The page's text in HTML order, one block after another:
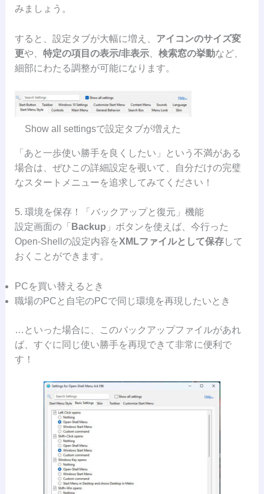
みましょう。
すると、設定タブが大幅に増え、 アイコンのサイズ変
更や、 特定の項目の表示/非表示、 検索窓の挙動など、
細部にわたる調整が可能になります。
Show all settingsで設定タブが増えた
「あと一歩使い勝手を良くしたい」という不満がある
場合は、ぜひこの詳細設定を覗いて、自分だけの完璧
なスタートメニューを追求してみてください！
5. 環境を保存！「バックアップと復元」機能
設定画面の「 Backup 」ボタンを使えば、今行った
Open-Shellの設定内容をXMLファイルとして保存して
おくことができます。
PCを買い替えるとき
職場のPCと自宅のPCで同じ環境を再現したいとき
…といった場合に、このバックアップファイルがあれ
ば、すぐに同じ使い勝手を再現できて非常に便利で
す！